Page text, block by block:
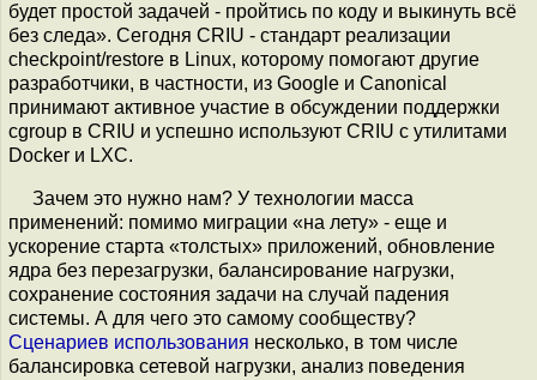
будет простой задачей - пройтись по коду и выкинуть всё
без следа». Сегодня CRIU - стандарт реализации
checkpoint/restore в Linux, которому помогают другие
разработчики, в частности, из Google и Canonical
принимают активное участие в обсуждении поддержки
cgroup в CRIU и успешно используют CRIU с утилитами
Docker и LXC.
Зачем это нужно нам? У технологии масса
применений: помимо миграции «на лету» - еще и
ускорение старта «толстых» приложений, обновление
ядра без перезагрузки, балансирование нагрузки,
сохранение состояния задачи на случай падения
системы. А для чего это самому сообществу?
Сценариев использования несколько, в том числе
балансировка сетевой нагрузки, анализ поведения